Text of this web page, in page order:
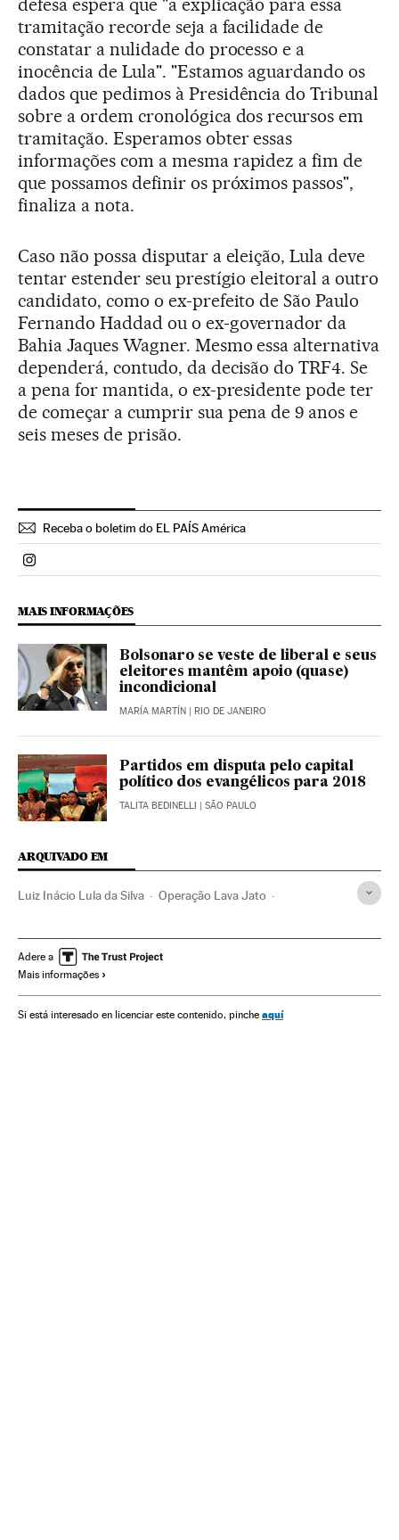
tramitação recorde seja a facilidade de
constatar a nulidade do processo e a
inocência de Lula". "Estamos aguardando os
dados que pedimos à Presidência do Tribunal
sobre a ordem cronológica dos recursos em
tramitação. Esperamos obter essas
informações com a mesma rapidez a fim de
que possamos definir os próximos passos",
finaliza a nota.
Caso não possa disputar a eleição, Lula deve
tentar estender seu prestígio eleitoral a outro
candidato, como o ex-prefeito de São Paulo
Fernando Haddad ou o ex-governador da
Bahia Jaques Wagner. Mesmo essa alternativa
dependerá, contudo, da decisão do TRF4. Se
a pena for mantida, o ex-presidente pode ter
de começar a cumprir sua pena de 9 anos e
seis meses de prisão.
Receba o boletim do EL PAÍS América
Politica El País Brasil en Instagram
MAIS INFORMAÇÕES
Bolsonaro se veste de liberal e seus
eleitores mantêm apoio (quase)
incondicional
MARÍA MARTÍN | RIO DE JANEIRO
Partidos em disputa pelo capital
político dos evangélicos para 2018
TALITA BEDINELLI | SÃO PAULO
ARQUIVADO EM
Luiz Inácio Lula da Silva Operação Lava Jato
Caso Petrobras Polícia Federal
Lavagem dinheiro
Financiamento partidos Caixa dois Corrupção política
Adere a
Mais informações
Si está interesado en licenciar este contenido, pinche aquí